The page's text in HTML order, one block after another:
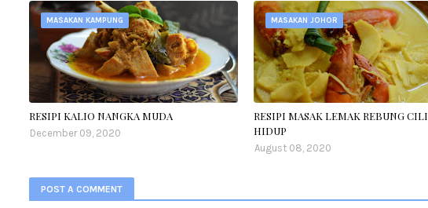
MASAKAN KAMPUNG
RESIPI KALIO NANGKA MUDA
December 09, 2020
MASAKAN JOHOR
RESIPI MASAK LEMAK REBUNG CILI
HIDUP
August 08, 2020
POST A COMMENT